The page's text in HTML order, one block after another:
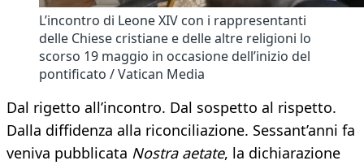
L’incontro di Leone XIV con i rappresentanti
delle Chiese cristiane e delle altre religioni lo
scorso 19 maggio in occasione dell’inizio del
pontificato / Vatican Media
Dal rigetto all’incontro. Dal sospetto al rispetto.
Dalla diffidenza alla riconciliazione. Sessant’anni fa
veniva pubblicata Nostra aetate, la dichiarazione